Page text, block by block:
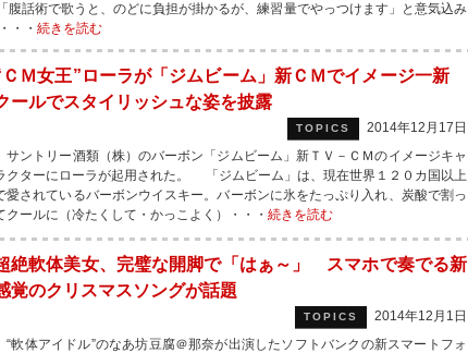
腹話術で歌うと、のどに負担が掛かるが、練習量でやっつけます」と意気込み
・・ 続きを読む
ＣＭ女王”ローラが「ジムビーム」新ＣＭでイメージ一新
ールでスタイリッシュな姿を披露
TOPICS
2014年12月17日
サントリー酒類（株）のバーボン「ジムビーム」新ＴＶ－ＣＭのイメージキャ
クターにローラが起用された。 「ジムビーム」は、現在世界１２０カ国以上
愛されているバーボンウイスキー。バーボンに氷をたっぷり入れ、炭酸で割っ
クールに（冷たくして・かっこよく）・・・ 続きを読む
絶軟体美女、完璧な開脚で「はぁ～」 スマホで奏でる新
覚のクリスマスソングが話題
TOPICS
2014年12月1日
“軟体アイドル”のなあ坊豆腐＠那奈が出演したソフトバンクの新スマートフォ